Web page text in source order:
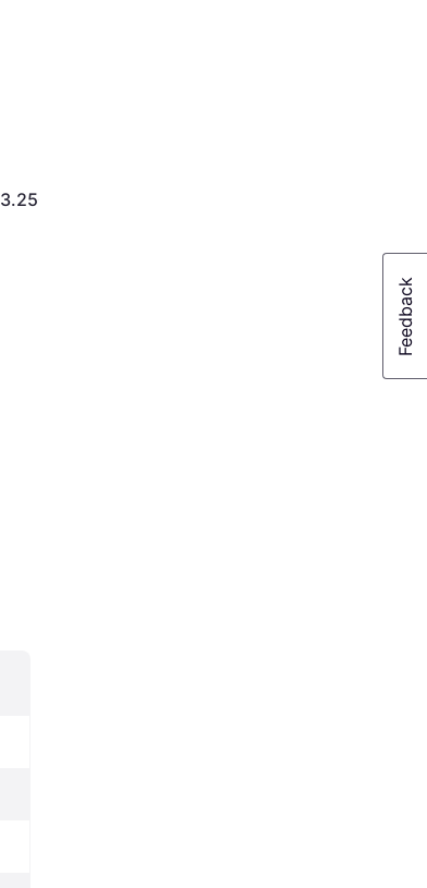
3.250 kr.